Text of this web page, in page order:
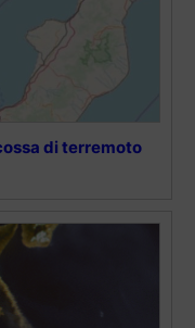
di terremoto